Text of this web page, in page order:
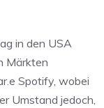
in den USA
Märkten
Spotify, wobei
Umstand jedoch,